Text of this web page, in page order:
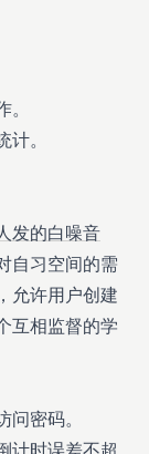
。
发的白噪音
自习空间的需
允许用户创建
互相监督的学
密码。
计时误差不超